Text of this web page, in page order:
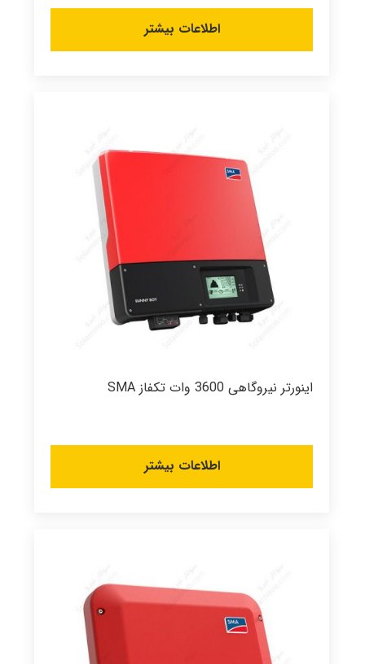
اطلاعات بیشتر
اینورتر نیروگاهی 3600 وات تکفاز SMA
اطلاعات بیشتر